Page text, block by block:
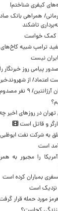
کیفری شناختم!
همراهی بانک
تاشکند
کمک خواست
ترامپ شبیه
نیست
پیامی روز خبرنگار
اعتماد/ از
نفر مصدوم شدند
در روزهای اخیر
و قاتل است
به شرکت نفت
است
را مجبور به
بمباران کرده است
نزدیک است
مورد حمله قرار